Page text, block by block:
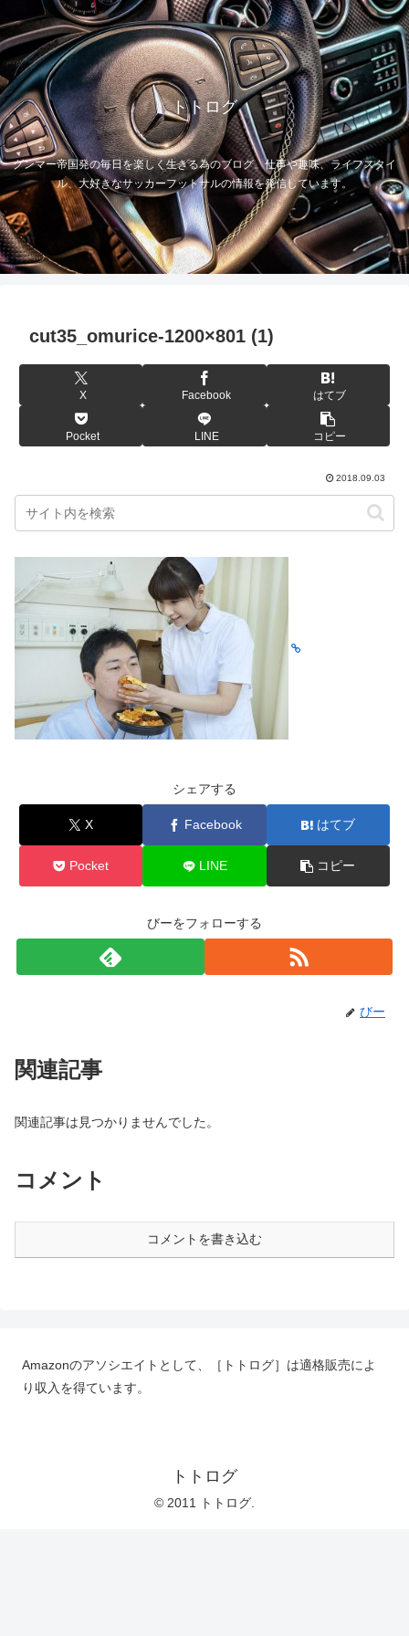
トトログ
グンマー帝国発の毎日を楽しく生きる為のブログ。仕事や趣味、ライフスタイ
ル、大好きなサッカーフットサルの情報を発信しています。
cut35_omurice-1200×801 (1)
X Facebook はてブ
Pocket LINE コピー
2018.09.03
シェアする
X Facebook はてブ
Pocket LINE コピー
びーをフォローする
びー
関連記事
関連記事は見つかりませんでした。
コメント
コメントを書き込む
Amazonのアソシエイトとして、［トトログ］は適格販売によ
り収入を得ています。
トトログ
© 2011 トトログ.